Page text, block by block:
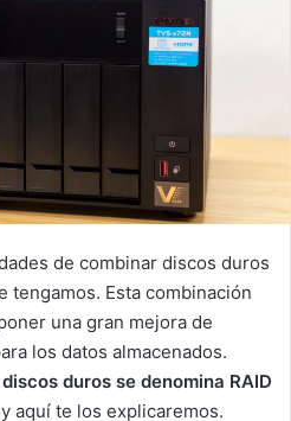
de combinar discos duros
tengamos. Esta combinación
una gran mejora de
los datos almacenados.
duros se denomina RAID
aquí te los explicaremos.